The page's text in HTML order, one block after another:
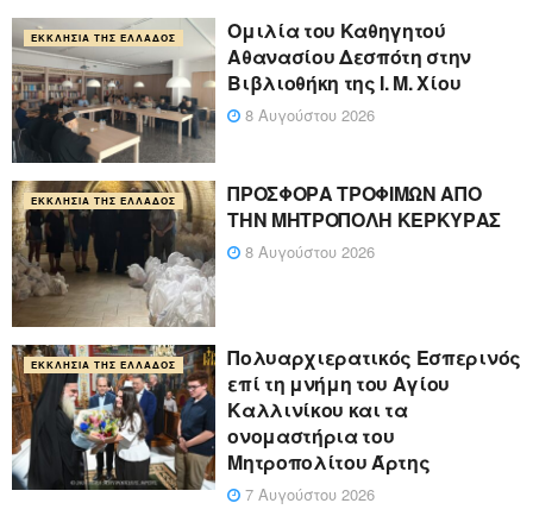
ΕΚΚΛΗΣΊΑ ΤΗΣ ΕΛΛΆΔΟΣ
Ομιλία του Καθηγητού
Αθανασίου Δεσπότη στην
Βιβλιοθήκη της Ι. Μ. Χίου
8 Αυγούστου 2026
ΕΚΚΛΗΣΊΑ ΤΗΣ ΕΛΛΆΔΟΣ
ΠΡΟΣΦΟΡΑ ΤΡΟΦΙΜΩΝ ΑΠΟ
ΤΗΝ ΜΗΤΡΟΠΟΛΗ ΚΕΡΚΥΡΑΣ
8 Αυγούστου 2026
ΕΚΚΛΗΣΊΑ ΤΗΣ ΕΛΛΆΔΟΣ
Πολυαρχιερατικός Εσπερινός
επί τη μνήμη του Αγίου
Καλλινίκου και τα
ονομαστήρια του
Μητροπολίτου Άρτης
7 Αυγούστου 2026